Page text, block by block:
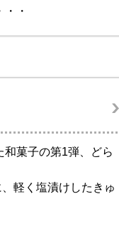
・
菓子の第1弾、どら
軽く塩漬けしたきゅ